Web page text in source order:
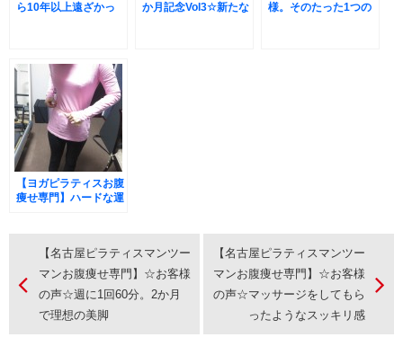
ら10年以上遠ざかっ
か月記念Vol3☆新たな
様。そのたった1つの
【ヨガピラティスお腹
痩せ専門】ハードな運
ことをしただけで
「60分でお腹痩
せ-3cm」に大成功し
た理由？
【名古屋ピラティスマンツー
マンお腹痩せ専門】☆お客様
の声☆週に1回60分。2か月
で理想の美脚
【名古屋ピラティスマンツー
マンお腹痩せ専門】☆お客様
の声☆マッサージをしてもら
ったようなスッキリ感